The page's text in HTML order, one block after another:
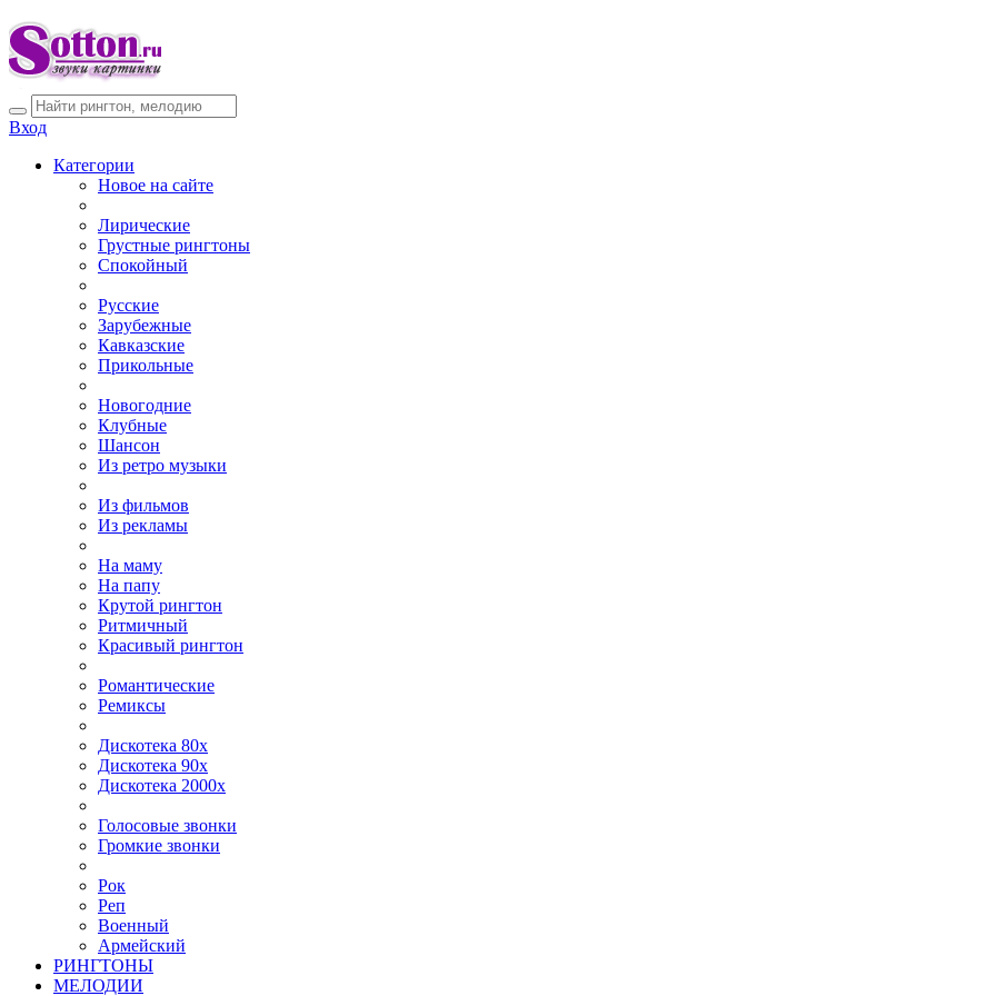
Вход
Категории
Новое на сайте
Лирические
Грустные рингтоны
Спокойный
Русские
Зарубежные
Кавказские
Прикольные
Новогодние
Клубные
Шансон
Из ретро музыки
Из фильмов
Из рекламы
На маму
На папу
Крутой рингтон
Ритмичный
Красивый рингтон
Романтические
Ремиксы
Дискотека 80х
Дискотека 90х
Дискотека 2000х
Голосовые звонки
Громкие звонки
Рок
Реп
Военный
Армейский
РИНГТОНЫ
МЕЛОДИИ